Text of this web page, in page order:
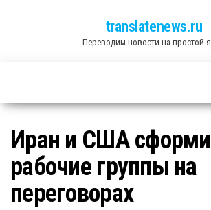
translatenews.ru
Переводим новости на простой
Иран и США
рабочие группы на
переговорах